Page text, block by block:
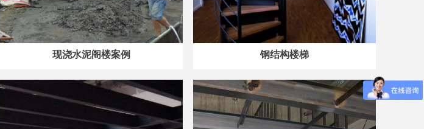
现浇水泥阁楼案例 钢结构楼梯